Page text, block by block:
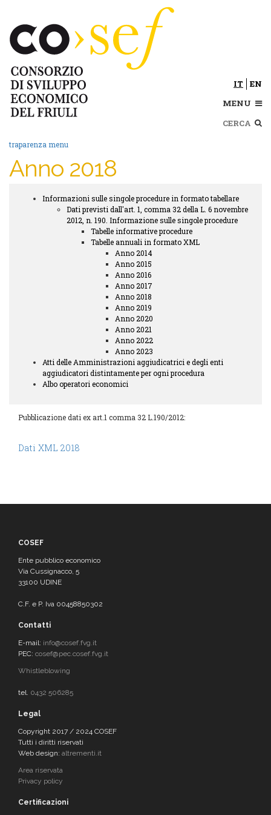
contenuto
principale
IT
EN
MENU
traparenza menu
Anno 2018
Trasparenza
Informazioni sulle singole procedure in formato tabellare
Dati previsti dall'art. 1, comma 32 della L. 6 novembre
2012, n. 190. Informazione sulle singole procedure
Tabelle informative procedure
Tabelle annuali in formato XML
Anno 2014
Anno 2015
Anno 2016
Anno 2017
Anno 2018
Anno 2019
Anno 2020
Anno 2021
Anno 2022
Anno 2023
Atti delle Amministrazioni aggiudicatrici e degli enti
aggiudicatori distintamente per ogni procedura
Albo operatori economici
Pubblicazione dati ex art.1 comma 32 L.190/2012:
Dati XML 2018
COSEF
Ente pubblico economico
Via Cussignacco, 5
33100 UDINE
C.F. e P. Iva 00458850302
Contatti
E-mail: info@cosef.fvg.it
PEC: cosef@pec.cosef.fvg.it
Whistleblowing
tel. 0432 506285
Legal
Copyright 2017 / 2024 COSEF
Tutti i diritti riservati
Web design: altrementi.it
Area riservata
Privacy policy
Certificazioni